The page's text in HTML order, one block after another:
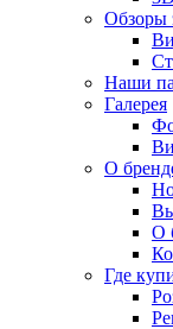
Обзоры
Наши
Галерея
О
О
Где